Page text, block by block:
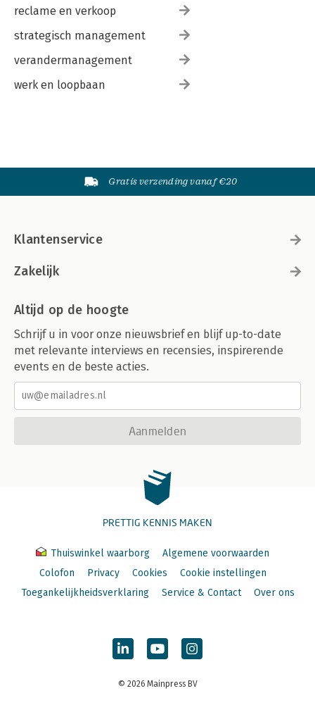
reclame en verkoop
strategisch management
verandermanagement
werk en loopbaan
Gratis verzending vanaf €20
Klantenservice
Zakelijk
Altijd op de hoogte
Schrijf u in voor onze nieuwsbrief en blijf up-to-date
met relevante interviews en recensies, inspirerende
events en de beste acties.
Aanmelden
PRETTIG KENNIS MAKEN
Thuiswinkel waarborg
Algemene voorwaarden
Colofon
Privacy Cookies
Cookie instellingen
Toegankelijkheidsverklaring
Service & Contact Over ons
© 2026 Mainpress BV